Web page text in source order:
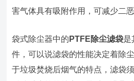
害气体具有吸附作用，可减少二恶
袋式除尘器中的 PTFE除尘滤袋是
件，可以说滤袋的性能决定着除
于垃圾焚烧后烟气的特点，滤袋